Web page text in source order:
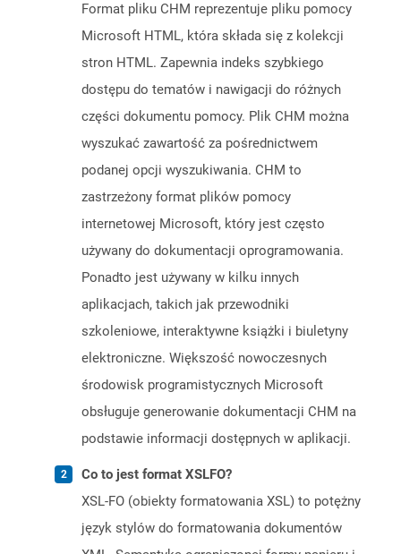
Format pliku CHM reprezentuje pliku pomocy
Microsoft HTML, która składa się z kolekcji
stron HTML. Zapewnia indeks szybkiego
dostępu do tematów i nawigacji do różnych
części dokumentu pomocy. Plik CHM można
wyszukać zawartość za pośrednictwem
podanej opcji wyszukiwania. CHM to
zastrzeżony format plików pomocy
internetowej Microsoft, który jest często
używany do dokumentacji oprogramowania.
Ponadto jest używany w kilku innych
aplikacjach, takich jak przewodniki
szkoleniowe, interaktywne książki i biuletyny
elektroniczne. Większość nowoczesnych
środowisk programistycznych Microsoft
obsługuje generowanie dokumentacji CHM na
podstawie informacji dostępnych w aplikacji.
Co to jest format XSLFO?
XSL-FO (obiekty formatowania XSL) to potężny
język stylów do formatowania dokumentów